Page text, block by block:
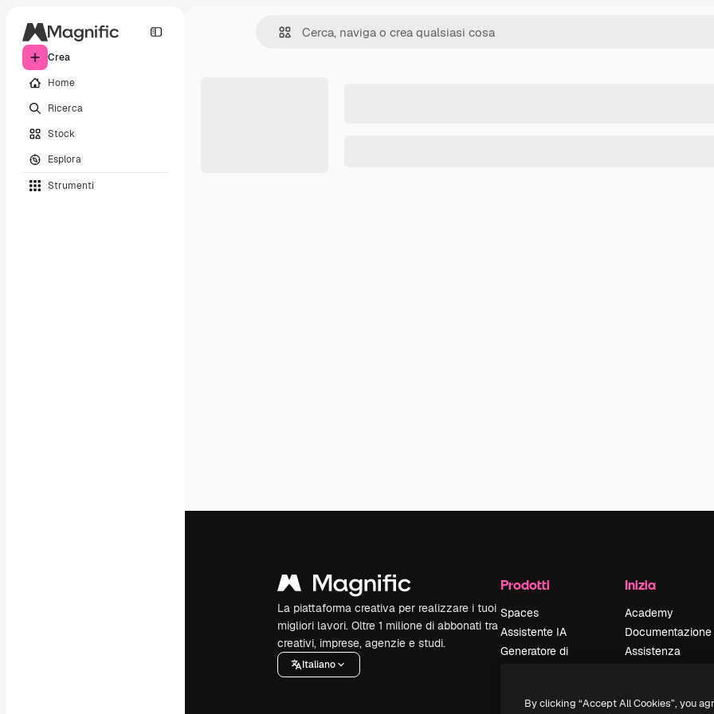
Crea
Home
Ricerca
Stock
Esplora
Strumenti
La piattaforma creativa per realizzare i tuoi
migliori lavori. Oltre 1 milione di abbonati tra
creativi, imprese, agenzie e studi.
Italiano
Prodotti
Spaces
Assistente IA
Generatore di
Inizia
Academy
Documentazione
Assistenza
Politica sulla
By clicking “Accept All Cookies”, you